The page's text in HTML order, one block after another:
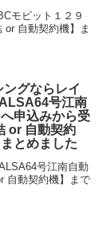
モビット１２９
自動契約機】ま
ングならレイ
号江南
申込みから受
or 自動契約
とめました
号江南自動
自動契約機】まで